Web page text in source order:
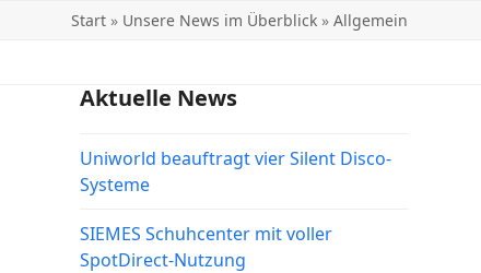
Start» Unsere News im Überblick» Allgemein
Aktuelle News
Uniworld beauftragt vier Silent Disco-
Systeme
SIEMES Schuhcenter mit voller
SpotDirect-Nutzung